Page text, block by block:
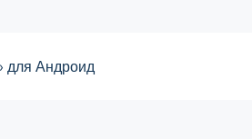
для Андроид